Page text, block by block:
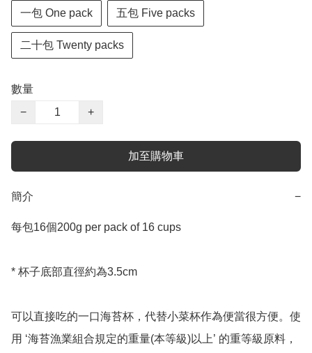
一包 One pack 五包 Five packs
二十包 Twenty packs
數量
−
+
加至購物車
簡介 −
每包16個200g per pack of 16 cups
* 杯子底部直徑約為3.5cm
可以直接吃的一口海苔杯，代替小菜杯作為便當很方便。使
用 ‘海苔漁業組合規定的重量(本等級)以上’ 的重等級原料，